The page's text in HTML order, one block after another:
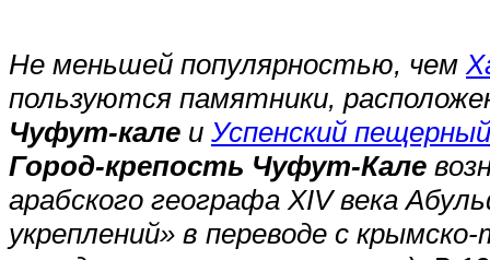
Не меньшей популярностью, чем
пользуются памятники,
Чуфут-кале и Успенский
Город-крепость Чуфут-Кале
арабского географа XIV века
укреплений» в переводе с